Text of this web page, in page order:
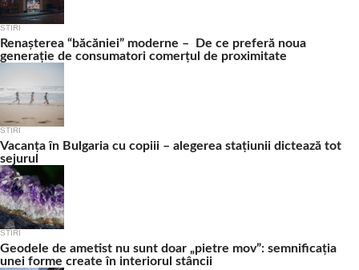
STIRI
Renașterea “băcăniei” moderne – De ce preferă noua
generație de consumatori comerțul de proximitate
STIRI
Vacanța în Bulgaria cu copiii – alegerea stațiunii dictează tot
sejurul
STIRI
Geodele de ametist nu sunt doar „pietre mov”: semnificația
unei forme create în interiorul stâncii